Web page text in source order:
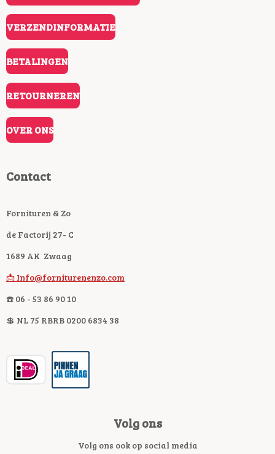
VERZENDINFORMATIE
BETALINGEN
RETOURNEREN
OVER ONS
Contact
Fornituren & Zo
de Factorij 27- C
1689 AK Zwaag
📩 Info@forniturenenzo.com
☎️ 06 - 53 86 90 10
💲 NL 75 RBRB 0200 6834 38
Volg ons
Volg ons ook op social media